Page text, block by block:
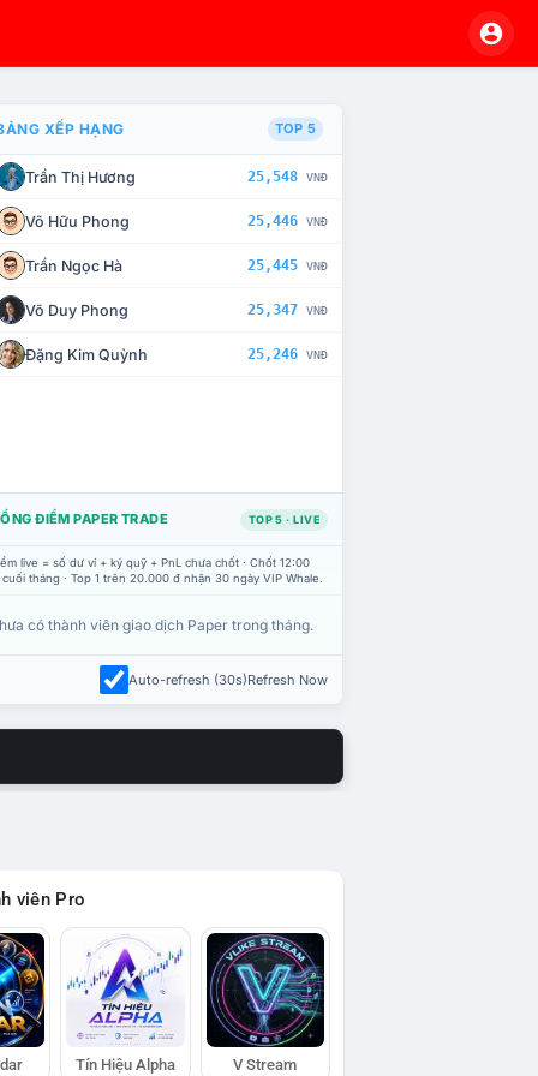
CHẾ TÀI XỬ LÝ VI PHẠM
XẾP HẠNG TOP 5
Trần Thị Hương 25,548 VNĐ
Võ Hữu Phong 25,446 VNĐ
Trần Ngọc Hà 25,445 VNĐ
Võ Duy Phong 25,347 VNĐ
Đặng Kim Quỳnh 25,246 VNĐ
ĐIỂM PAPER TRADE TOP 5 · LIVE
live = số dư ví + ký quỹ + PnL chưa chốt · Chốt 12:00
tháng · Top 1 trên 20.000 đ nhận 30 ngày VIP Whale.
có thành viên giao dịch Paper trong tháng.
Auto-refresh (30s)Refresh Now
viên Pro
Tín Hiệu Alpha V Stream